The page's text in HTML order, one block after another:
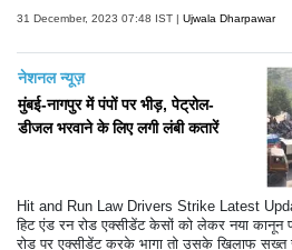
31 December, 2023 07:48 IST | Ujwala Dharpawar
नेशनल न्यूज़
मुंबई-नागपुर में पंपों पर भीड़, पेट्रोल-
डीजल भरवाने के लिए लगी लंबी कतारें
Hit and Run Law Drivers Strike Latest
हिट एंड रन रोड एक्सीडेंट केसों को लेकर नया कानून
रोड पर एक्सीडेंट करके भागा तो उसके खिलाफ सख्त